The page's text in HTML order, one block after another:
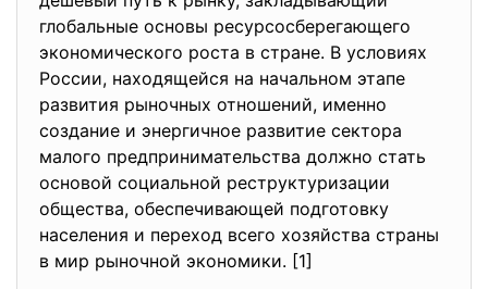
глобальные основы ресурсосберегающего
экономического роста в стране. В условиях
России, находящейся на начальном этапе
развития рыночных отношений, именно
создание и энергичное развитие сектора
малого предпринимательства должно стать
основой социальной реструктуризации
общества, обеспечивающей подготовку
населения и переход всего хозяйства страны
в мир рыночной экономики. [1]